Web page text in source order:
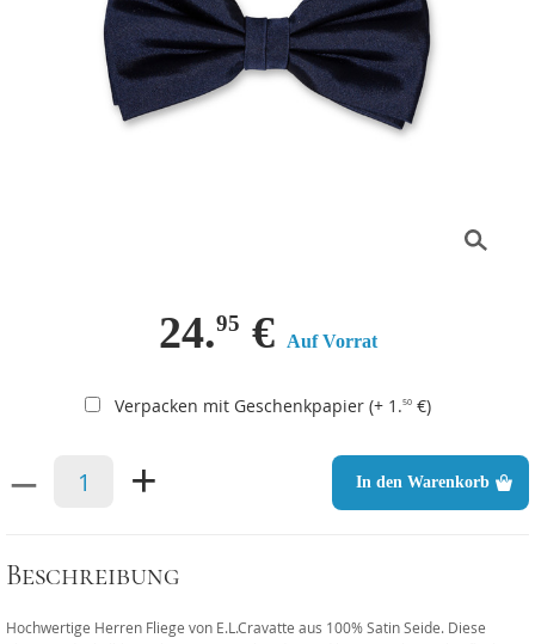
24.95 € Auf Vorrat
Verpacken mit Geschenkpapier (+ 1.50 €)
– + In den Warenkorb
Beschreibung
Hochwertige Herren Fliege von E.L.Cravatte aus 100% Satin Seide. Diese